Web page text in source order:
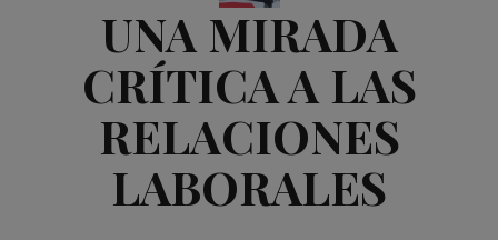
UNA MIRADA
CRÍTICA A LAS
RELACIONES
LABORALES